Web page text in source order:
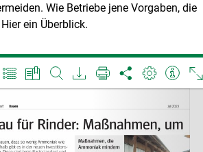
Wie Betriebe jene Vorgaben, die
ein Überblick.